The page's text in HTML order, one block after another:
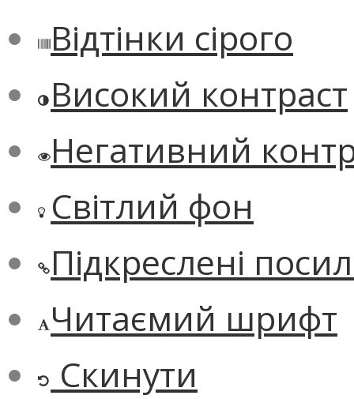
Відтінки сірого
Високий контраст
Негативний
Світлий фон
Підкреслені
Читаємий шрифт
Скинути